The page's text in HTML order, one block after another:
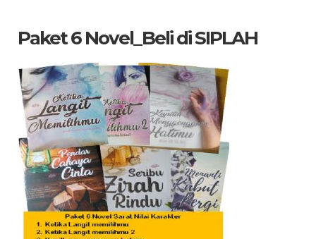
Paket 6 Novel_Beli di SIPLAH